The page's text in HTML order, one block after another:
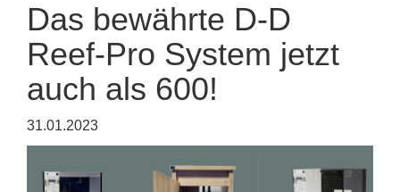
Das bewährte D-D
Reef-Pro System jetzt
auch als 600!
31.01.2023